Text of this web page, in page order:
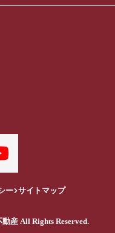
ー サイトマップ
産 All Rights Reserved.